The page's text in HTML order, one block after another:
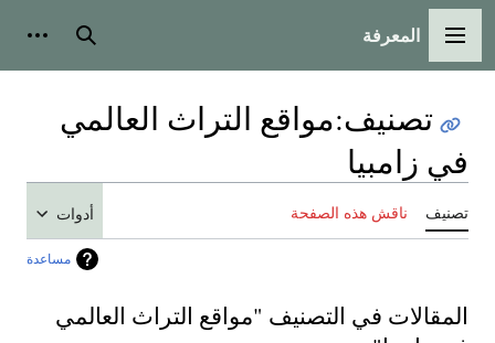
القائمة الرئيسية
المعرفة بحث
تصنيف:مواقع التراث العالمي
في زامبيا
تصنيف ناقش هذه الصفحة أدوات
مساعدة
المقالات في التصنيف "مواقع التراث العالمي